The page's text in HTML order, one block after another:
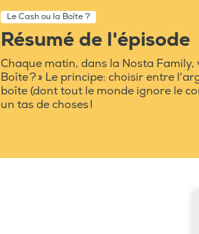
Le Cash ou la Boîte ?
Résumé de l'épisode
Chaque matin, dans la Nosta Family,
Boîte ? » Le principe: choisir entre
boîte (dont tout le monde ignore le
un tas de choses !